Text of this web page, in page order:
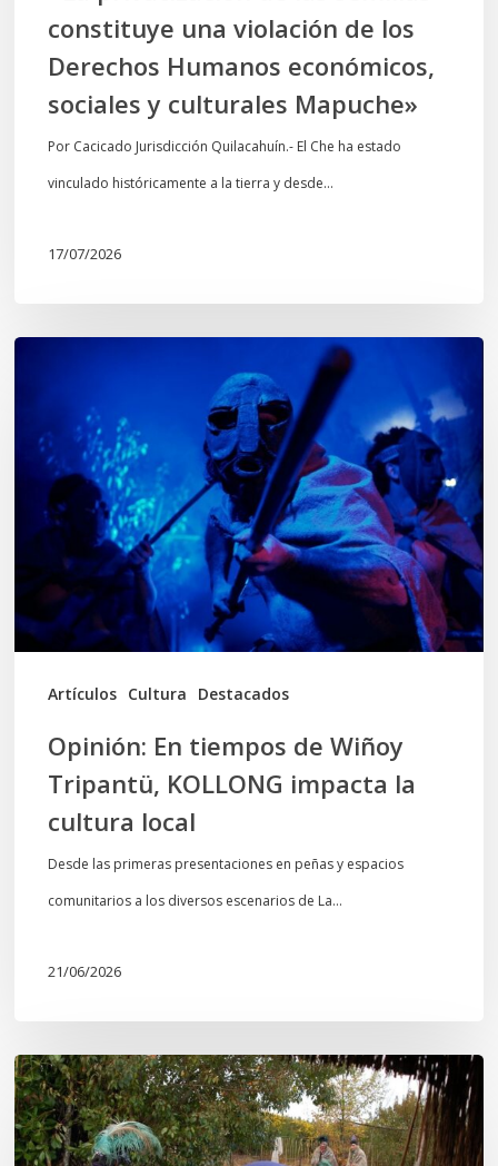
económicos,
sociales
culturales
Mapuche»
constituye una violación de los
Derechos Humanos económicos,
sociales y culturales Mapuche»
Por Cacicado Jurisdicción Quilacahuín.- El Che ha estado
vinculado históricamente a la tierra y desde…
17/07/2026
Artículos Cultura Destacados
tiempos
Wiñoy
Tripantü,
KOLLONG
impacta
la
cultura
Opinión: En tiempos de Wiñoy
Tripantü, KOLLONG impacta la
cultura local
Desde las primeras presentaciones en peñas y espacios
comunitarios a los diversos escenarios de La…
21/06/2026
Conmemoración
del
Wiñoy